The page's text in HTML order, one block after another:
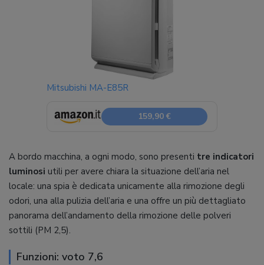
Mitsubishi MA-E85R
159,90 €
A bordo macchina, a ogni modo, sono presenti tre indicatori
luminosi utili per avere chiara la situazione dell’aria nel
locale: una spia è dedicata unicamente alla rimozione degli
odori, una alla pulizia dell’aria e una offre un più dettagliato
panorama dell’andamento della rimozione delle polveri
sottili (PM 2,5).
Funzioni: voto 7,6